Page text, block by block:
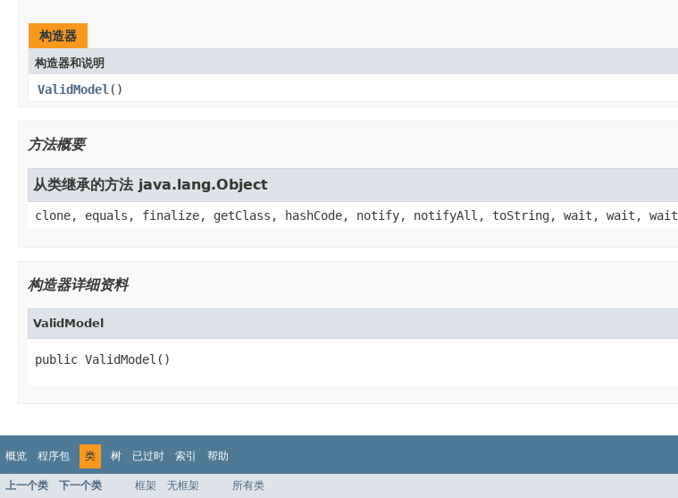
构造器
构造器和说明
ValidModel ()
方法概要
从类继承的方法 java.lang.Object
clone, equals, finalize, getClass, hashCode, notify, notifyAll, toString, wait, wait, wait
构造器详细资料
ValidModel
public ValidModel()
概览 程序包 类 树 已过时 索引 帮助
上一个类 下一个类 框架 无框架 所有类